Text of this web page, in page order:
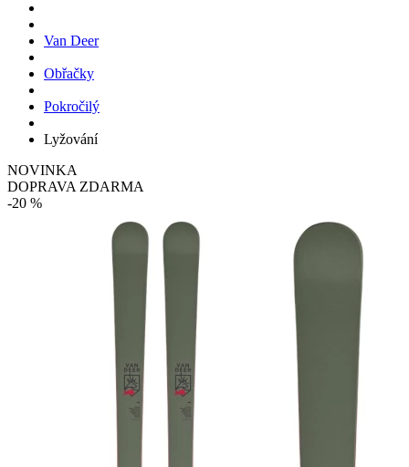
Van Deer
Obřačky
Pokročilý
Lyžování
NOVINKA
DOPRAVA ZDARMA
-20 %